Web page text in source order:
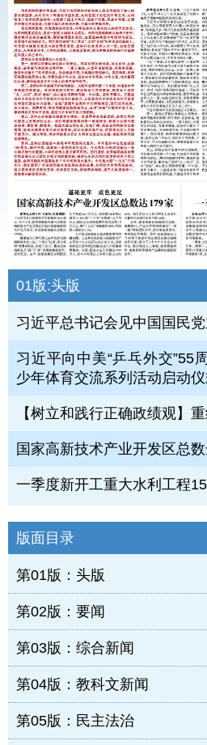
01版:头版
习近平总书记会见中国国民
习近平向中美“乒乓外交”55
少年体育交流系列活动启动
【树立和践行正确政绩观】
国家高新技术产业开发区总
一季度新开工重大水利工程
版面目录
第01版：头版
第02版：要闻
第03版：综合新闻
第04版：教科文新闻
第05版：民主法治